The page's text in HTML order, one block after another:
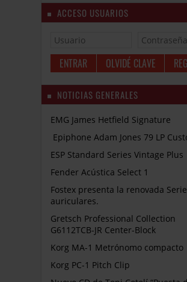
ACCESO USUARIOS
OLVIDÉ CLAVE
NOTICIAS GENERALES
EMG James Hetfield Signature
Epiphone Adam Jones 79 LP
ESP Standard Series Vintage Plus
Fender Acústica Select 1
Fostex presenta la renovada
auriculares.
Gretsch Professional Collection
G6112TCB-JR Center-Block
Korg MA-1 Metrónomo compacto
Korg PC-1 Pitch Clip